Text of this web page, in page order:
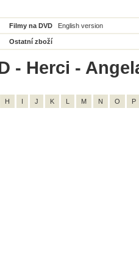
Filmy na DVD English version
Ostatní zboží
- Herci -
H I J K L M N O P